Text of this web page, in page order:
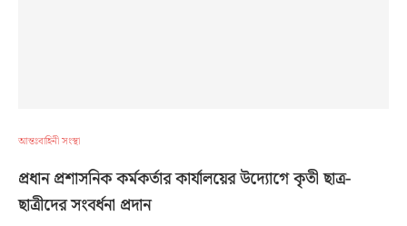
আন্তঃবাহিনী সংস্থা
প্রধান প্রশাসনিক কর্মকর্তার কার্যালয়ের উদ্যোগে কৃতী ছাত্র-
ছাত্রীদের সংবর্ধনা প্রদান